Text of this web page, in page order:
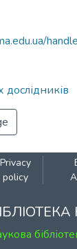
Privacy
policy